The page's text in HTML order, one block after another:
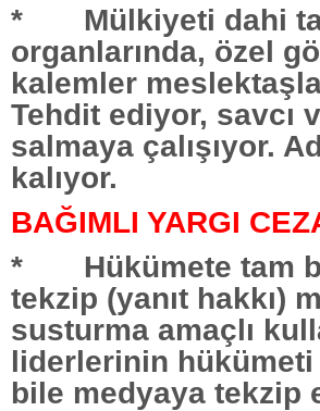
* Mülkiyeti dahi
organlarında, özel
kalemler
Tehdit ediyor, savcı
salmaya çalışıyor.
kalıyor.
BAĞIMLI YARGI
* Hükümete tam
tekzip (yanıt hakkı)
susturma amaçlı
liderlerinin hükümeti
bile medyaya tekzip